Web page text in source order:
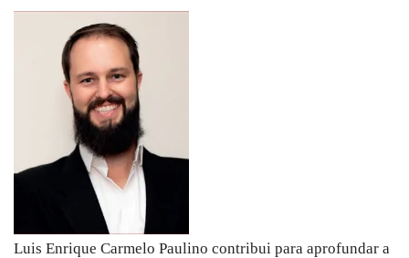
Luis Enrique Carmelo Paulino contribui para aprofundar a